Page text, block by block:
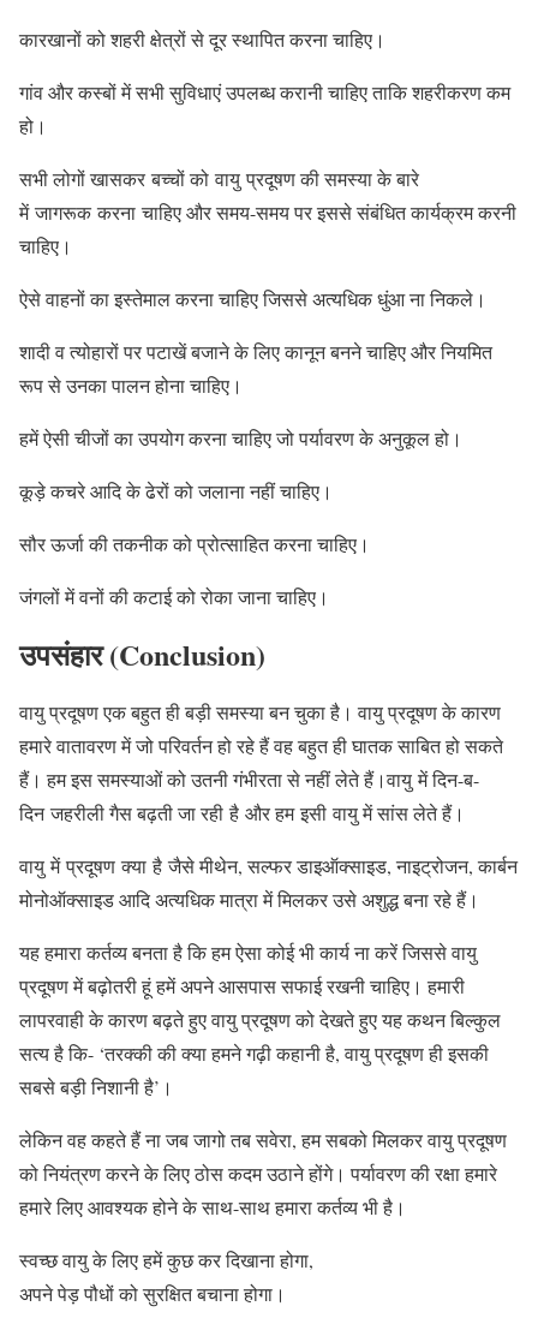
कारखानों को शहरी क्षेत्रों से दूर स्थापित करना चाहिए।
गांव और कस्बों में सभी सुविधाएं उपलब्ध करानी चाहिए ताकि शहरीकरण कम
हो।
सभी लोगों खासकर बच्चों को वायु प्रदूषण की समस्या के बारे
में जागरूक करना चाहिए और समय-समय पर इससे संबंधित कार्यक्रम करनी
चाहिए।
ऐसे वाहनों का इस्तेमाल करना चाहिए जिससे अत्यधिक धुंआ ना निकले।
शादी व त्योहारों पर पटाखें बजाने के लिए कानून बनने चाहिए और नियमित
रूप से उनका पालन होना चाहिए।
हमें ऐसी चीजों का उपयोग करना चाहिए जो पर्यावरण के अनुकूल हो।
कूड़े कचरे आदि के ढेरों को जलाना नहीं चाहिए।
सौर ऊर्जा की तकनीक को प्रोत्साहित करना चाहिए।
जंगलों में वनों की कटाई को रोका जाना चाहिए।
उपसंहार (Conclusion)
वायु प्रदूषण एक बहुत ही बड़ी समस्या बन चुका है। वायु प्रदूषण के कारण
हमारे वातावरण में जो परिवर्तन हो रहे हैं वह बहुत ही घातक साबित हो सकते
हैं। हम इस समस्याओं को उतनी गंभीरता से नहीं लेते हैं।वायु में दिन-ब-
दिन जहरीली गैस बढ़ती जा रही है और हम इसी वायु में सांस लेते हैं।
वायु में प्रदूषण क्या है जैसे मीथेन, सल्फर डाइऑक्साइड, नाइट्रोजन, कार्बन
मोनोऑक्साइड आदि अत्यधिक मात्रा में मिलकर उसे अशुद्ध बना रहे हैं।
यह हमारा कर्तव्य बनता है कि हम ऐसा कोई भी कार्य ना करें जिससे वायु
प्रदूषण में बढ़ोतरी हूं हमें अपने आसपास सफाई रखनी चाहिए। हमारी
लापरवाही के कारण बढ़ते हुए वायु प्रदूषण को देखते हुए यह कथन बिल्कुल
सत्य है कि- ‘तरक्की की क्या हमने गढ़ी कहानी है, वायु प्रदूषण ही इसकी
सबसे बड़ी निशानी है’।
लेकिन वह कहते हैं ना जब जागो तब सवेरा, हम सबको मिलकर वायु प्रदूषण
को नियंत्रण करने के लिए ठोस कदम उठाने होंगे। पर्यावरण की रक्षा हमारे
हमारे लिए आवश्यक होने के साथ-साथ हमारा कर्तव्य भी है।
स्वच्छ वायु के लिए हमें कुछ कर दिखाना होगा,
अपने पेड़ पौधों को सुरक्षित बचाना होगा।